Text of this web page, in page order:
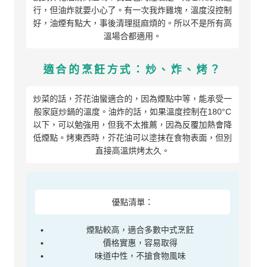
行，但油炸就要小心了。有一次我炸雞塊，溫度沒控制
好，油煙有點大，事後清理挺麻煩的。所以不是所有高
溫場合都適用。
適合的烹飪方式：炒、炸、烤？
炒菜的話，芥花油蠻適合的，因為煙點中等，能承受一
般家庭炒鍋的溫度。油炸的話，如果溫度控制在180°C
以下，可以勉強用，但我不太推薦，因為反覆加熱會降
低煙點。烤東西時，芥花油可以塗抹在食物表面，但別
直接高溫烘烤太久。
優點清單：
煙點較高，適合多數中式烹飪
價格實惠，容易取得
味道中性，不搶食物風味